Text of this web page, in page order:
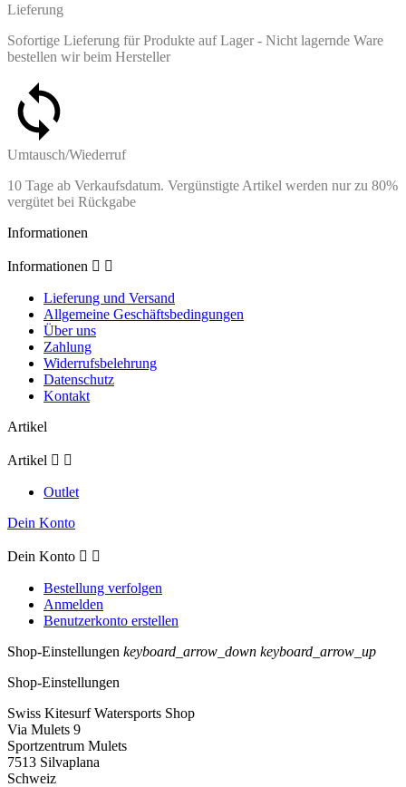
Lieferung
Sofortige Lieferung für Produkte auf Lager - Nicht lagernde Ware
bestellen wir beim Hersteller
Umtausch/Wiederruf
10 Tage ab Verkaufsdatum. Vergünstigte Artikel werden nur zu 80%
vergütet bei Rückgabe
Informationen
Informationen  
Lieferung und Versand
Allgemeine Geschäftsbedingungen
Über uns
Zahlung
Widerrufsbelehrung
Datenschutz
Kontakt
Artikel
Artikel  
Outlet
Dein Konto
Dein Konto  
Bestellung verfolgen
Anmelden
Benutzerkonto erstellen
Shop-Einstellungen keyboard_arrow_down keyboard_arrow_up
Shop-Einstellungen
Swiss Kitesurf Watersports Shop
Via Mulets 9
Sportzentrum Mulets
7513 Silvaplana
Schweiz